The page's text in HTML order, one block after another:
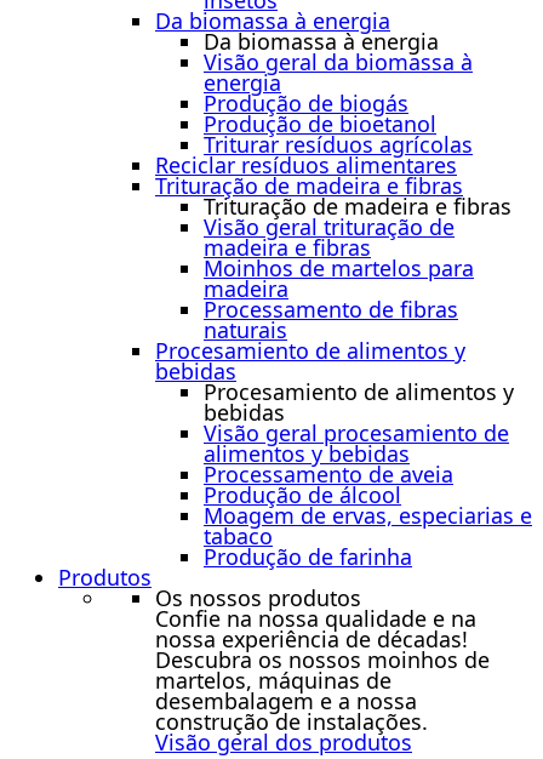
Da biomassa à energia
Da biomassa à energia
Visão geral da biomassa à
energia
Produção de biogás
Produção de bioetanol
Triturar resíduos agrícolas
Reciclar resíduos alimentares
Trituração de madeira e fibras
Trituração de madeira e fibras
Visão geral trituração de
madeira e fibras
Moinhos de martelos para
madeira
Processamento de fibras
naturais
Procesamiento de alimentos y
bebidas
Procesamiento de alimentos y
bebidas
Visão geral procesamiento de
alimentos y bebidas
Processamento de aveia
Produção de álcool
Moagem de ervas, especiarias e
tabaco
Produção de farinha
Produtos
Os nossos produtos
Confie na nossa qualidade e na
nossa experiência de décadas!
Descubra os nossos moinhos de
martelos, máquinas de
desembalagem e a nossa
construção de instalações.
Visão geral dos produtos